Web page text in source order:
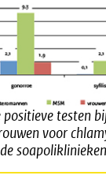
positieve testen
voor